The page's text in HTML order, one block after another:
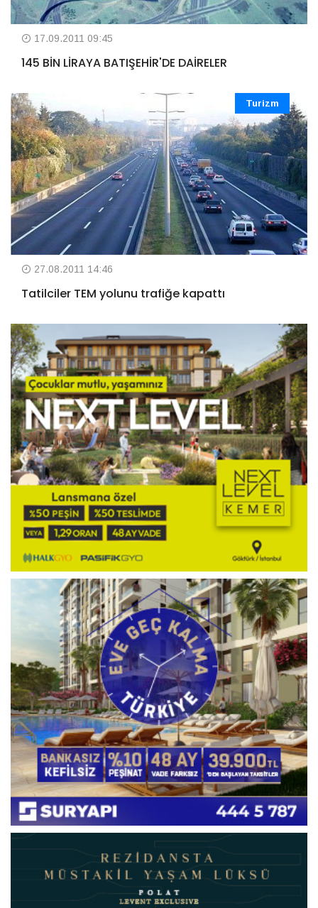
17.09.2011 09:45
145 BİN LİRAYA BATIŞEHİR'DE DAİRELER
Turizm
27.08.2011 14:46
Tatilciler TEM yolunu trafiğe kapattı